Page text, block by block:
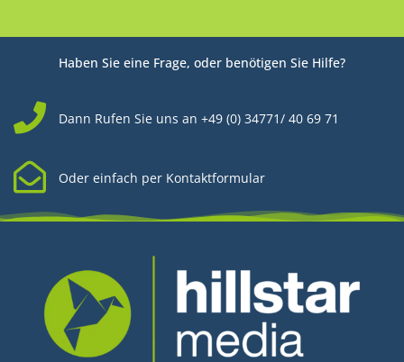
Haben Sie eine Frage, oder benötigen Sie Hilfe?
Dann Rufen Sie uns an +49 (0) 34771/ 40 69 71
Oder einfach per Kontaktformular